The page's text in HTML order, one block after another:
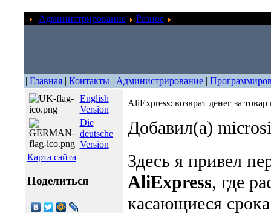
Администрирование Разное
| Главная| Контакты| Администрирование|
English
Version
Die
deutsche
Version
Карта сайта
Поделиться
AliExpress: возврат денег за
Добавил(а)
Здесь я привел
AliExpress, где
касающиеся